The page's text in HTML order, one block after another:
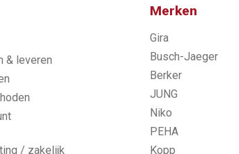
& leveren
/ zakelijk
Merken
Gira
Busch-Jaeger
Berker
JUNG
Niko
PEHA
Kopp